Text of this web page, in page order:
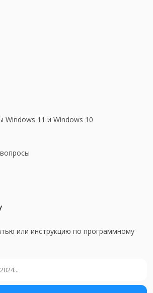
Windows 11 и Windows 10
или инструкцию по программному